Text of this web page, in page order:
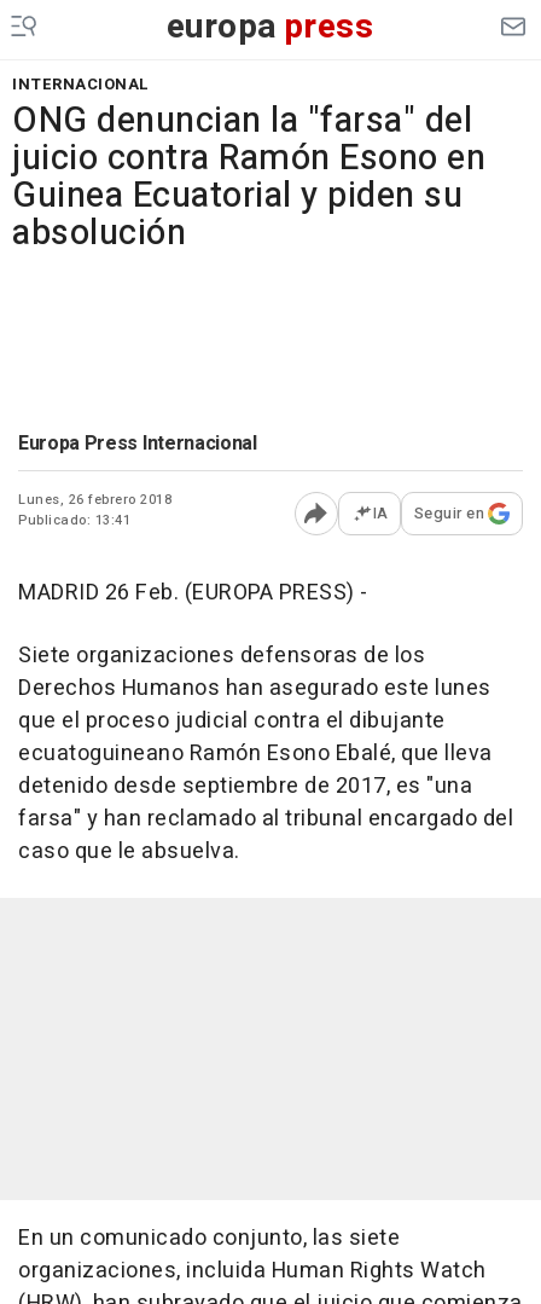
europa press
INTERNACIONAL
ONG denuncian la "farsa" del
juicio contra Ramón Esono en
Guinea Ecuatorial y piden su
absolución
Europa Press Internacional
Lunes, 26 febrero 2018
Publicado: 13:41
Abrir opciones para
IA Seguir en
MADRID 26 Feb. (EUROPA PRESS) -
Siete organizaciones defensoras de los
Derechos Humanos han asegurado este lunes
que el proceso judicial contra el dibujante
ecuatoguineano Ramón Esono Ebalé, que lleva
detenido desde septiembre de 2017, es "una
farsa" y han reclamado al tribunal encargado del
caso que le absuelva.
En un comunicado conjunto, las siete
organizaciones, incluida Human Rights Watch